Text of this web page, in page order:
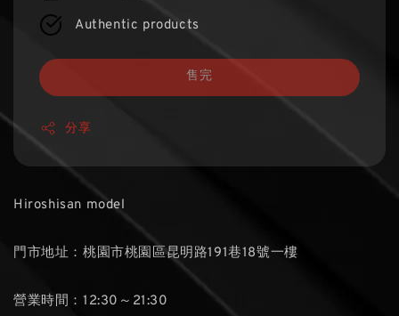
Authentic products
售完
分享
Hiroshisan model
門市地址：桃園市桃園區昆明路191巷18號一樓
營業時間：12:30～21:30